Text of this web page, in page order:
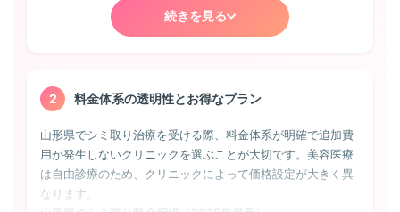
老人性色素斑（日光性黒子）
最も一般的なシミで、山形県の多くのクリニックで治療可
いです。
そばかす（雀卵斑）
遺伝的要因が強く、幼少期から顔に小さな茶色の斑点が散在
します。山形県のクリニックでは、IPL光治療やレーザートー
ニングで全体的に薄くすることが可能。ただし、完全に除去
続きを見る
2 料金体系の透明性とお得なプラン
山形県でシミ取り治療を受ける際、料金体系が明確で追加費
用が発生しないクリニックを選ぶことが大切です。美容医療
は自由診療のため、クリニックによって価格設定が大きく異
なります。